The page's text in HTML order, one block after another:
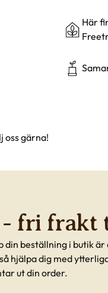
Här
oss gärna!
- fri frakt
din beställning i butik
hjälpa dig med
ut din order.